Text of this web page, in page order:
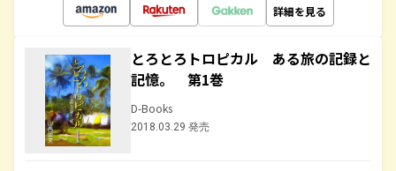
詳細を見る
とろとろトロピカル ある旅の記録と
記憶。 第1巻
D-Books
2018.03.29 発売